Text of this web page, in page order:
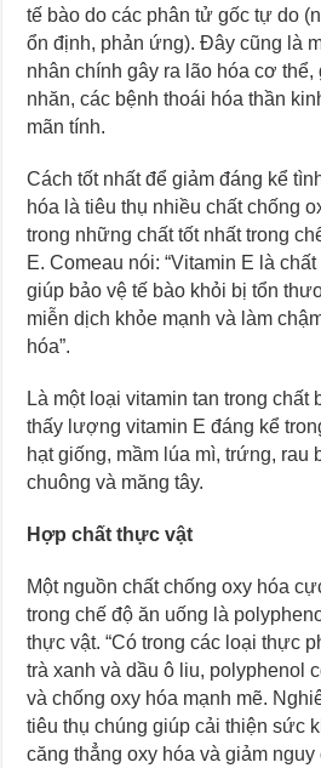
tế bào do các phân tử gốc tự do
ổn định, phản ứng). Đây cũng là
nhân chính gây ra lão hóa cơ thể,
nhăn, các bệnh thoái hóa thần
mãn tính.
Cách tốt nhất để giảm đáng kể
hóa là tiêu thụ nhiều chất chống
trong những chất tốt nhất trong
E. Comeau nói: “Vitamin E là
giúp bảo vệ tế bào khỏi bị tổn
miễn dịch khỏe mạnh và làm
hóa”.
Là một loại vitamin tan trong chất
thấy lượng vitamin E đáng kể
hạt giống, mầm lúa mì, trứng, rau
chuông và măng tây.
Hợp chất thực vật
Một nguồn chất chống oxy hóa
trong chế độ ăn uống là
thực vật. “Có trong các loại thực
trà xanh và dầu ô liu, polyphenol
và chống oxy hóa mạnh mẽ.
tiêu thụ chúng giúp cải thiện sức
căng thẳng oxy hóa và giảm